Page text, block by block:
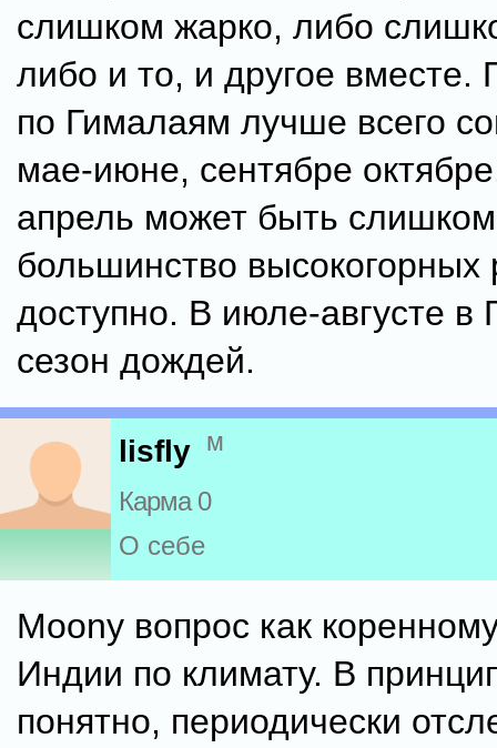
слишком жарко, либо
либо и то, и другое вместе.
по Гималаям лучше всего
мае-июне, сентябре
апрель может быть
большинство высокогорных
доступно. В июле-августе в
сезон дождей.
lisfly м
Карма 0
О себе
Moony вопрос как
Индии по климату. В
понятно, периодически